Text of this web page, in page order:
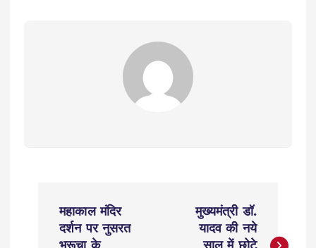
महाकाल मंदिर
दर्शन पर नुसरत
मुख्यमंत्री डॉ.
यादव की नये